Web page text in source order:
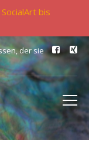
der sie
bis